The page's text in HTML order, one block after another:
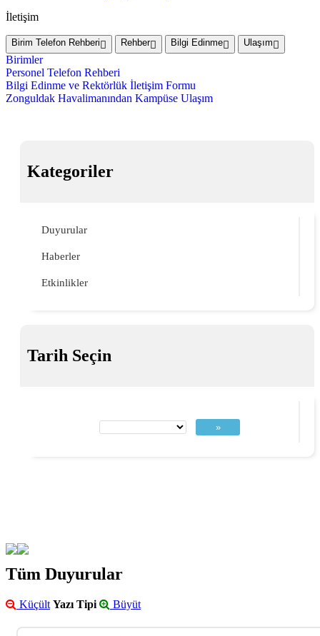
İletişim
Birim Telefon Rehberi Rehber Bilgi Edinme Ulaşım
Birimler
Personel Telefon Rehberi
Bilgi Edinme ve Rektörlük İletişim Formu
Zonguldak Havalimanından Kampüse Ulaşım
Kategoriler
Duyurular
Haberler
Etkinlikler
Tarih Seçin
»
Tüm Duyurular
Küçült Yazı Tipi Büyüt